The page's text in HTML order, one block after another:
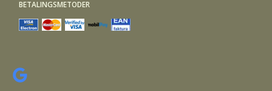
BETALINGSMETODER